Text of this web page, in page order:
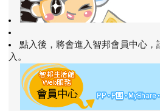
點入後，將會進入智邦會員中心，
入。